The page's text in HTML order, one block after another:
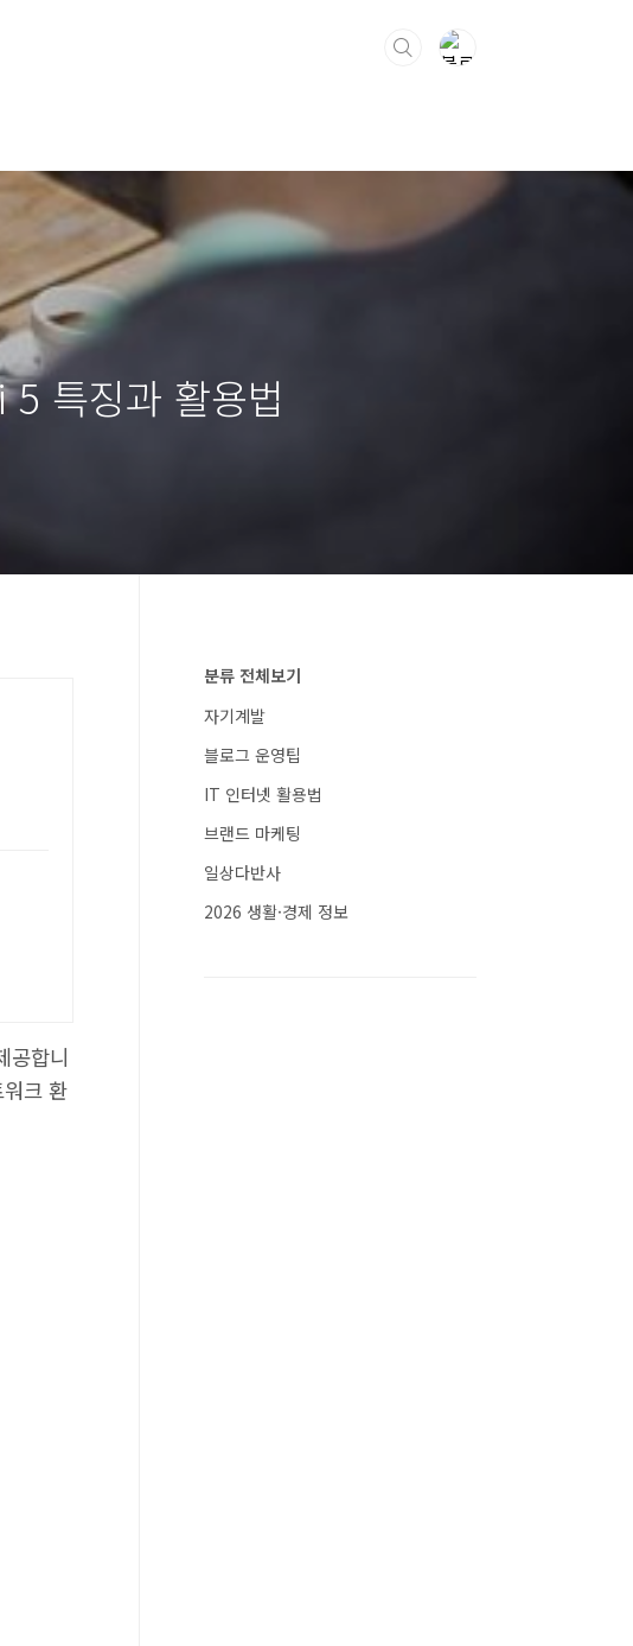
특징과 활용법
공합니
크 환
분류 전체보기
자기계발
블로그 운영팁
IT 인터넷 활용법
브랜드 마케팅
일상다반사
2026 생활·경제 정보